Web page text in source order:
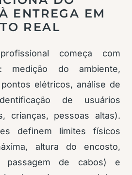
ENTREGA EM
REAL
começa com
medição do ambiente,
elétricos, análise de
de usuários
crianças, pessoas altas).
definem limites físicos
altura do encosto,
passagem de cabos) e